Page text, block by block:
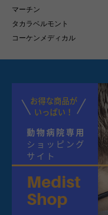
マーチン
タカラベルモント
コーケンメディカル